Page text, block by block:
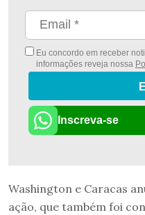
Eu concordo em receber
informações reveja nossa
Inscreva-se
Washington e Caracas
ação, que também foi